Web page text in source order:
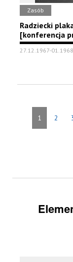
Zasób
Radziecki
[konferencja
27.12.1967-01.1968
1 2